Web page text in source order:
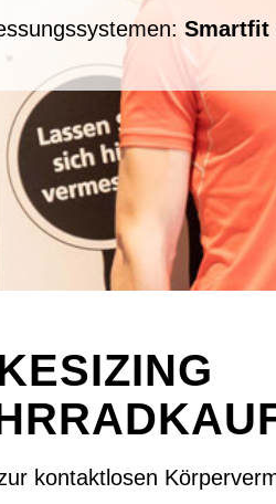
Smartfit
kontaktlosen